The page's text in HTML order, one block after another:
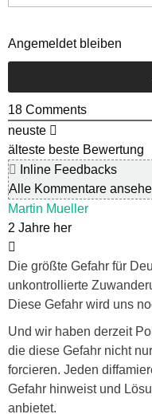
Angemeldet bleiben
18 Comments
neuste
älteste beste Bewertung
Inline Feedbacks
Alle Kommentare
Martin Mueller
2 Jahre her
Die größte Gefahr für
unkontrollierte
Diese Gefahr wird uns
Und wir haben derzeit
die diese Gefahr nicht
forcieren. Jeden
Gefahr hinweist und
anbietet.